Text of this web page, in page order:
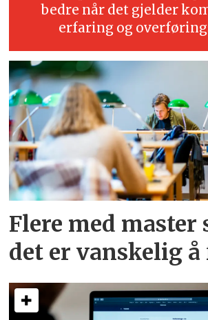
bedre når det gjelder
erfaring og
Flere med master
det er vanskelig å